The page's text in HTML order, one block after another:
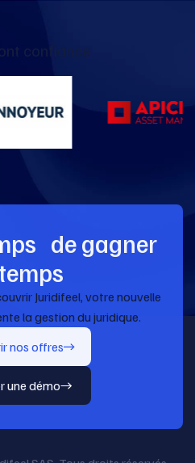
confiance
de gagner
Juridifeel, votre nouvelle
la gestion du juridique.
nos offres
une démo